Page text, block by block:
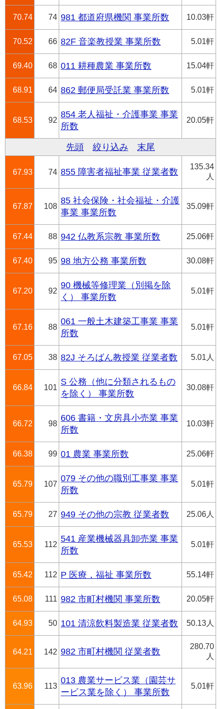
70.74 74 981 都道府県機関 事業所数 10.03軒
70.52 66 82F 音楽教授業 事業所数 5.01軒
69.40 68 011 耕種農業 事業所数 15.04軒
68.91 64 862 郵便局受託業 事業所数 5.01軒
68.53 92
854 老人福祉・介護事業 事業
所数
20.05軒
先頭 絞り込み 末尾
67.93 74 855 障害者福祉事業 従業者数
135.34
人
67.87 108
85 社会保険・社会福祉・介護
事業 事業所数
35.09軒
67.44 88 942 仏教系宗教 事業所数 25.06軒
67.40 95 98 地方公務 事業所数 30.08軒
67.20 92
90 機械等修理業（別掲を除
く） 事業所数
5.01軒
67.16 88
061 一般土木建築工事業 事業
所数
5.01軒
67.05 38 82J そろばん教授業 従業者数 5.01人
66.84 101
S 公務（他に分類されるもの
を除く） 事業所数
30.08軒
66.72 98
606 書籍・文房具小売業 事業
所数
10.03軒
66.38 99 01 農業 事業所数 25.06軒
65.79 107
079 その他の職別工事業 事業
所数
5.01軒
65.79 27 949 その他の宗教 従業者数 25.06人
65.53 112
541 産業機械器具卸売業 事業
所数
5.01軒
65.42 112 P 医療，福祉 事業所数 55.14軒
65.08 111 982 市町村機関 事業所数 20.05軒
64.93 50 101 清涼飲料製造業 従業者数 50.13人
64.21 142 982 市町村機関 従業者数
280.70
人
63.96 113
013 農業サービス業（園芸サ
ービス業を除く） 事業所数
5.01軒